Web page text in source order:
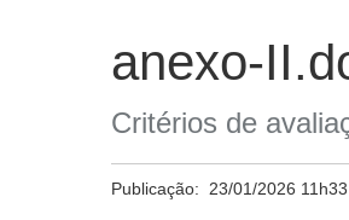
anexo-
Critérios de
Publicação: 23/01/2026 11h33